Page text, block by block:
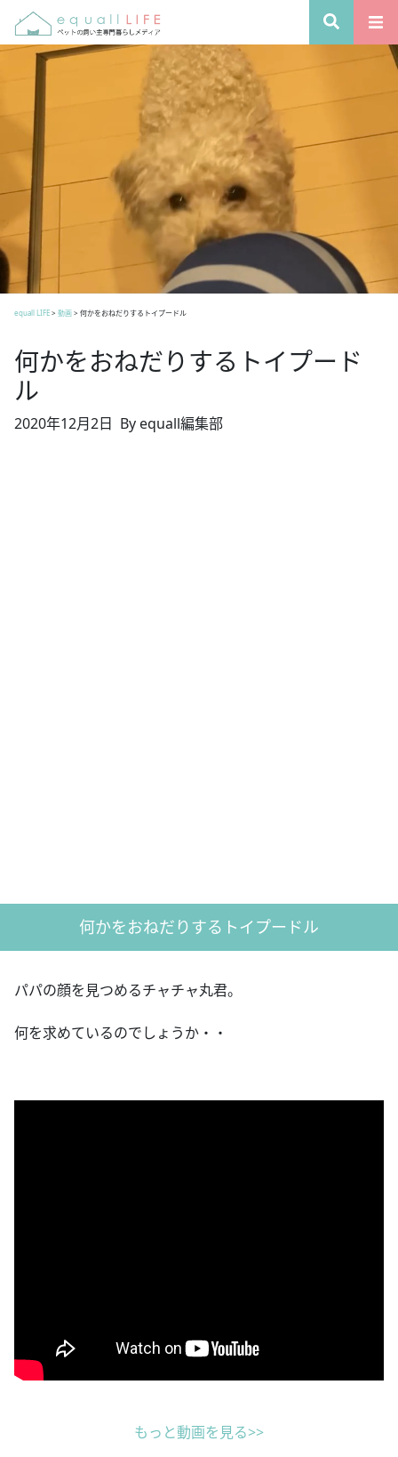
equall LIFE> 動画> 何かをおねだりするトイプードル
何かをおねだりするトイプード
ル
2020年12月2日 By equall編集部
何かをおねだりするトイプードル
パパの顔を見つめるチャチャ丸君。
何を求めているのでしょうか・・
もっと動画を見る>>